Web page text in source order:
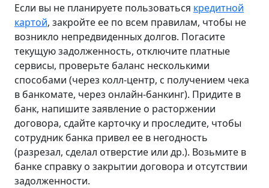
Если вы не планируете пользоваться кредитной
картой, закройте ее по всем правилам, чтобы не
возникло непредвиденных долгов. Погасите
текущую задолженность, отключите платные
сервисы, проверьте баланс несколькими
способами (через колл-центр, с получением чека
в банкомате, через онлайн-банкинг). Придите в
банк, напишите заявление о расторжении
договора, сдайте карточку и проследите, чтобы
сотрудник банка привел ее в негодность
(разрезал, сделал отверстие или др.). Возьмите в
банке справку о закрытии договора и отсутствии
задолженности.